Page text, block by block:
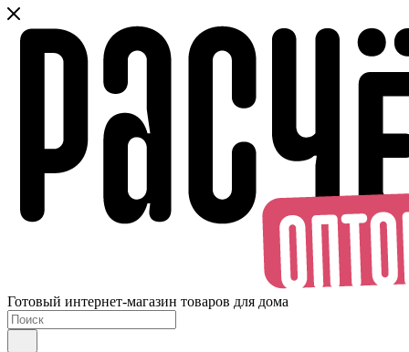
Готовый интернет-магазин товаров для дома